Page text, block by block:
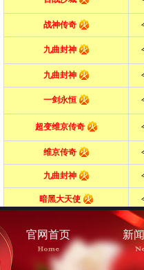
官网首页 新